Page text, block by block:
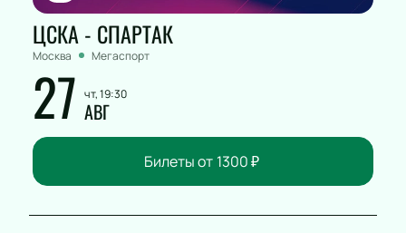
ЦСКА - СПАРТАК
Москва Мегаспорт
27 чт, 19:30
АВГ
Билеты от 1300₽